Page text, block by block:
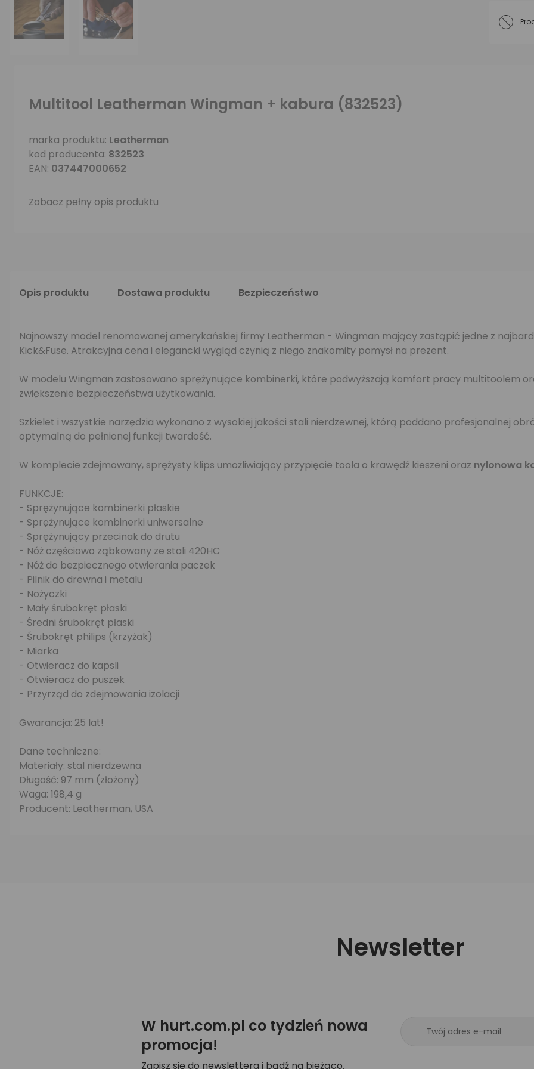
Multitool Leatherman Wingman + kabura (832523)
marka produktu: Leatherman
kod producenta: 832523
EAN: 037447000652
Zobacz pełny opis produktu
Opis produktu Dostawa produktu Bezpieczeństwo
Najnowszy model renomowanej amerykańskiej firmy Leatherman - Wingman mający zastąpić jedne z
Kick&Fuse. Atrakcyjna cena i elegancki wygląd czynią z niego znakomity pomysł na prezent.
W modelu Wingman zastosowano sprężynujące kombinerki, które podwyższają komfort pracy multitoolem
zwiększenie bezpieczeństwa użytkowania.
Szkielet i wszystkie narzędzia wykonano z wysokiej jakości stali nierdzewnej, którą poddano profesjonalnej
optymalną do pełnionej funkcji twardość.
W komplecie zdejmowany, sprężysty klips umożliwiający przypięcie toola o krawędź kieszeni oraz nylonowa
FUNKCJE:
- Sprężynujące kombinerki płaskie
- Sprężynujące kombinerki uniwersalne
- Sprężynujący przecinak do drutu
- Nóż częściowo ząbkowany ze stali 420HC
- Nóż do bezpiecznego otwierania paczek
- Pilnik do drewna i metalu
- Nożyczki
- Mały śrubokręt płaski
- Średni śrubokręt płaski
- Śrubokręt philips (krzyżak)
- Miarka
- Otwieracz do kapsli
- Otwieracz do puszek
- Przyrząd do zdejmowania izolacji
Gwarancja: 25 lat!
Dane techniczne:
Materiały: stal nierdzewna
Długość: 97 mm (złożony)
Waga: 198,4 g
Producent: Leatherman, USA
Newsletter
W hurt.com.pl co tydzień nowa
promocja!
Zapisz się do newslettera i bądź na bieżąco.